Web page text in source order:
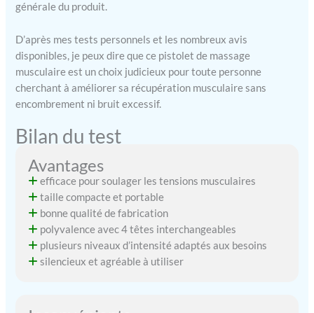
couple élevé, le pistolet de
massage musculaire
fonctionne en dessous de
40 décibels. Facile à
utiliser dans n'importe quel
endroit et sans déranger.
rechargeable de 2500
mAh, vous pouvez utiliser
le pistolet de massage
pendant 6 à 8 heures sur
une seule charge. La charge
est suffisante pour des
générale du produit.
D’après mes tests personnels et les nombreux avis
disponibles, je peux dire que ce pistolet de massage
musculaire est un choix judicieux pour toute personne
cherchant à améliorer sa récupération musculaire sans
encombrement ni bruit excessif.
Bilan du test
Avantages
efficace pour soulager les tensions musculaires
taille compacte et portable
bonne qualité de fabrication
polyvalence avec 4 têtes interchangeables
plusieurs niveaux d’intensité adaptés aux besoins
silencieux et agréable à utiliser